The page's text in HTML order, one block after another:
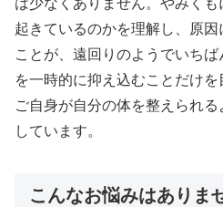
は少なくありません。やみく
起きているのかを理解し、原因
ことが、遠回りのようでいち
を一時的に抑え込むことだけ
ご自身が自分の体を整えられ
しています。
こんなお悩みはありま